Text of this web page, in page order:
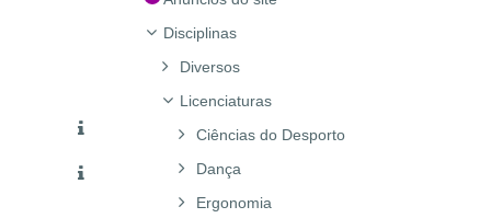
Disciplinas
Diversos
Licenciaturas
Ciências do Desporto
Dança
Ergonomia